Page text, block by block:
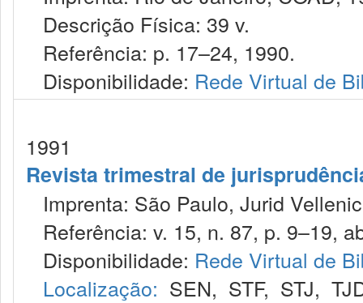
Descrição Física: 39 v.
Referência: p. 17–24, 1990.
Disponibilidade: Rede Virtual de
1991
Revista trimestral de
Imprenta: São Paulo, Jurid
Referência: v. 15, n. 87, p. 9–19,
Disponibilidade: Rede Virtual de
Localização: SEN, STF, STJ,